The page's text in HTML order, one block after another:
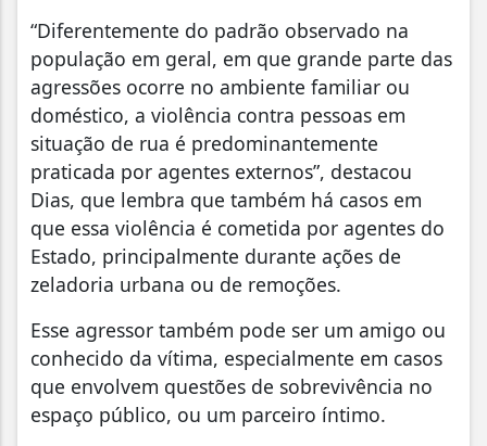
“Diferentemente do padrão observado na
população em geral, em que grande parte das
agressões ocorre no ambiente familiar ou
doméstico, a violência contra pessoas em
situação de rua é predominantemente
praticada por agentes externos”, destacou
Dias, que lembra que também há casos em
que essa violência é cometida por agentes do
Estado, principalmente durante ações de
zeladoria urbana ou de remoções.
Esse agressor também pode ser um amigo ou
conhecido da vítima, especialmente em casos
que envolvem questões de sobrevivência no
espaço público, ou um parceiro íntimo.